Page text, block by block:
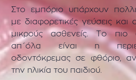
Στο εμπόριο υπάρχουν
με διαφορετικές γεύσεις
μικρούς ασθενείς. Το πιο
απ΄όλα είναι η
οδοντόκρεμας σε φθόριο,
την ηλικία του παιδιού.